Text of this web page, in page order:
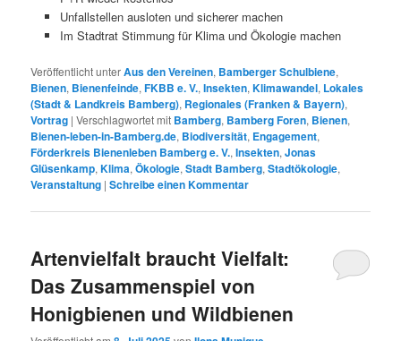
Unfallstellen ausloten und sicherer machen
Im Stadtrat Stimmung für Klima und Ökologie machen
Veröffentlicht unterAus den Vereinen, Bamberger Schulbiene,
Bienen, Bienenfeinde,FKBB e. V.,Insekten,Klimawandel, Lokales
(Stadt & Landkreis Bamberg), Regionales (Franken & Bayern),
Vortrag |Verschlagwortet mit Bamberg, Bamberg Foren, Bienen,
Bienen-leben-in-Bamberg.de, Biodiversität, Engagement,
Förderkreis Bienenleben Bamberg e. V.,Insekten,Jonas
Glüsenkamp,Klima,Ökologie,Stadt Bamberg,Stadtökologie,
Veranstaltung |Schreibe einen Kommentar
Artenvielfalt braucht Vielfalt:
Das Zusammenspiel von
Honigbienen und Wildbienen